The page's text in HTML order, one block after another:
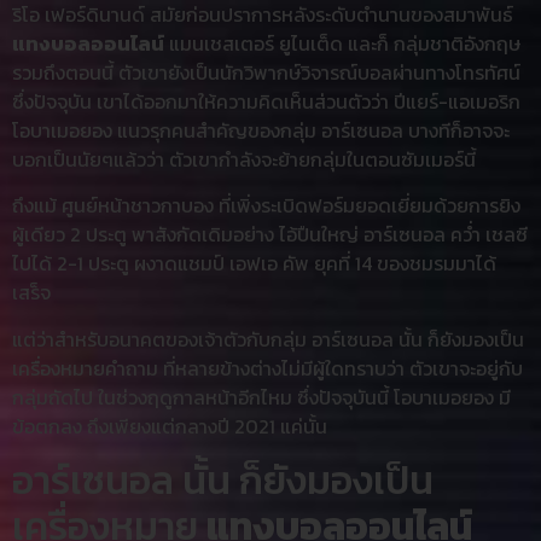
ริโอ เฟอร์ดินานด์ สมัยก่อนปราการหลังระดับตำนานของสมาพันธ์
แทงบอลออนไลน์ แมนเชสเตอร์ ยูไนเต็ด และก็ กลุ่มชาติอังกฤษ
รวมถึงตอนนี้ ตัวเขายังเป็นนักวิพากษ์วิจารณ์บอลผ่านทางโทรทัศน์
ซึ่งปัจจุบัน เขาได้ออกมาให้ความคิดเห็นส่วนตัวว่า ปีแยร์-แอเมอริก
โอบาเมอยอง แนวรุกคนสำคัญของกลุ่ม อาร์เซนอล บางทีก็อาจจะ
บอกเป็นนัยๆแล้วว่า ตัวเขากำลังจะย้ายกลุ่มในตอนซัมเมอร์นี้
ถึงแม้ ศูนย์หน้าชาวกาบอง ที่เพิ่งระเบิดฟอร์มยอดเยี่ยมด้วยการยิง
ผู้เดียว 2 ประตู พาสังกัดเดิมอย่าง ไอ้ปืนใหญ่ อาร์เซนอล คว่ำ เชลซี
ไปได้ 2-1 ประตู ผงาดแชมป์ เอฟเอ คัพ ยุคที่ 14 ของชมรมมาได้
เสร็จ
แต่ว่าสำหรับอนาคตของเจ้าตัวกับกลุ่ม อาร์เซนอล นั้น ก็ยังมองเป็น
เครื่องหมายคำถาม ที่หลายข้างต่างไม่มีผู้ใดทราบว่า ตัวเขาจะอยู่กับ
กลุ่มถัดไป ในช่วงฤดูกาลหน้าอีกไหม ซึ่งปัจจุบันนี้ โอบาเมอยอง มี
ข้อตกลง ถึงเพียงแต่กลางปี 2021 แค่นั้น
อาร์เซนอล นั้น ก็ยังมองเป็น
เครื่องหมาย แทงบอลออนไลน์